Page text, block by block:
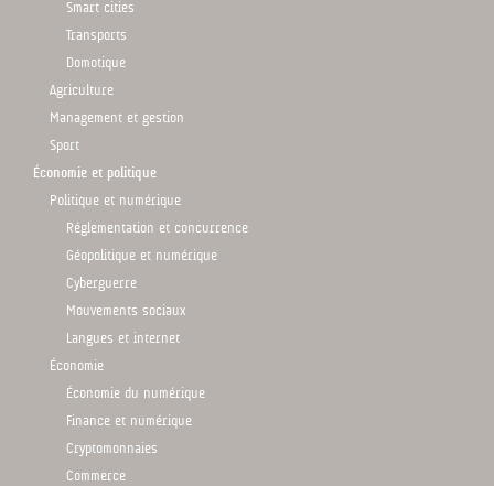
Smart cities
Transports
Domotique
Agriculture
Management et gestion
Sport
Économie et politique
Politique et numérique
Réglementation et concurrence
Géopolitique et numérique
Cyberguerre
Mouvements sociaux
Langues et internet
Économie
Économie du numérique
Finance et numérique
Cryptomonnaies
Commerce